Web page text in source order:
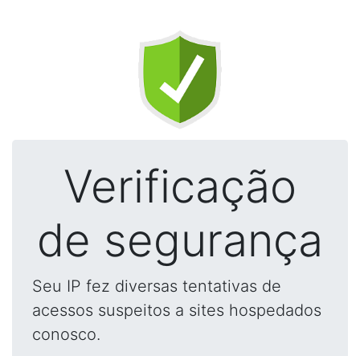
Verificação
de segurança
Seu IP fez diversas tentativas de
acessos suspeitos a sites hospedados
conosco.